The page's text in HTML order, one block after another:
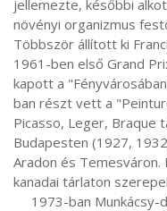
jellemezte, későbbi
növényi organizmus
Többször állított ki
1961-ben első Grand
kapott a
ban részt vett a
Picasso, Leger, Braque
Budapesten (1927,
Aradon és Temesváron.
kanadai tárlaton